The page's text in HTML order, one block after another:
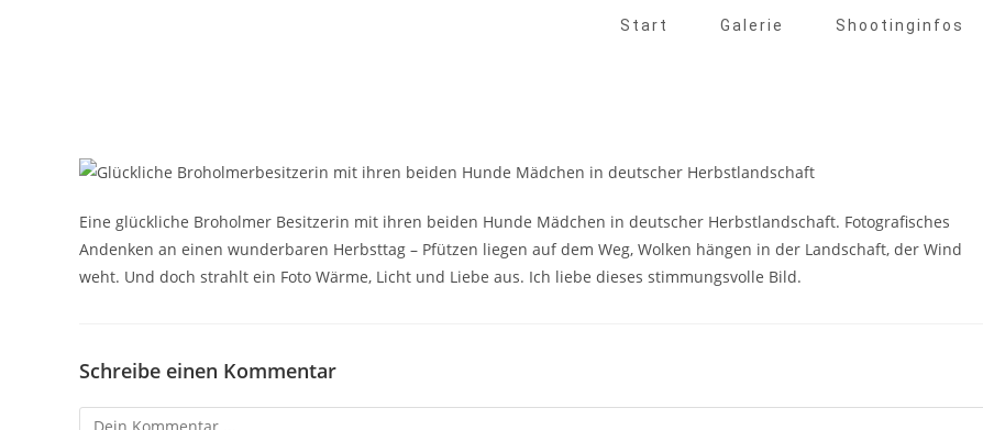
Start Galerie Shootinginfos
Eine glückliche Broholmer Besitzerin mit ihren beiden Hunde Mädchen in deutscher Herbstlandschaft. Fotografisches
Andenken an einen wunderbaren Herbsttag – Pfützen liegen auf dem Weg, Wolken hängen in der Landschaft, der Wind
weht. Und doch strahlt ein Foto Wärme, Licht und Liebe aus. Ich liebe dieses stimmungsvolle Bild.
Schreibe einen Kommentar